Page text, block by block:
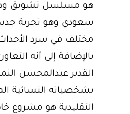
هو مسلسل تشويق
سعودي وهو تجربة
مختلف في سرد الأحداث
بالإضافة إلى أنه
القدير عبدالمحسن
بشخصياته النسائية
التقليدية هو مشروع